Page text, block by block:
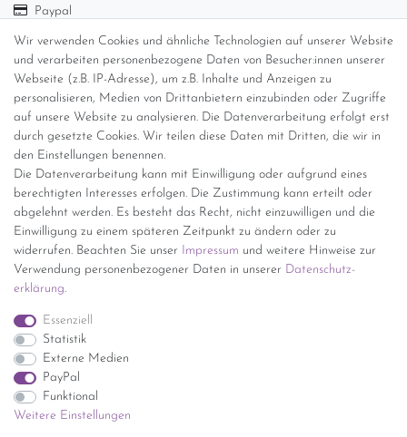
Wir verwenden Cookies und ähnliche Technologien auf unserer Website
und verarbeiten personenbezogene Daten von Besucher:innen unserer
Webseite (z.B. IP-Adresse), um z.B. Inhalte und Anzeigen zu
personalisieren, Medien von Drittanbietern einzubinden oder Zugriffe
auf unsere Website zu analysieren. Die Datenverarbeitung erfolgt erst
durch gesetzte Cookies. Wir teilen diese Daten mit Dritten, die wir in
den Einstellungen benennen.
Die Datenverarbeitung kann mit Einwilligung oder aufgrund eines
berechtigten Interesses erfolgen. Die Zustimmung kann erteilt oder
abgelehnt werden. Es besteht das Recht, nicht einzuwilligen und die
Einwilligung zu einem späteren Zeitpunkt zu ändern oder zu
widerrufen. Beachten Sie unser Impressum und weitere Hinweise zur
Verwendung personenbezogener Daten in unserer Daten­schutz­
erklärung.
Essenziell
Statistik
Externe Medien
PayPal
Funktional
Weitere Einstellungen
Paypal
Versandinformationen
Versand per GLS (6,90 Euro) oder DHL (8,49 Euro ) inkl. MwSt.
(innerhalb Deutschlands)
kostenfreie Lieferung ab 150 Euro Warenwert (innerhalb
Deutschlands)
Übersicht Internationale Versandkosten
Wir kaufen an
Sie haben zuviel Porzellan im Schrank? Gerne kaufen wir dieses an.
Einfach unverbindliches Angebot anfordern.
*Endpreis inkl. MwSt. (Dieser Artikel unterliegt gem. § 25a
UStG der Differenzbesteuerung, ein Ausweis der
Mehrwertsteuer auf der Rechnung erfolgt nicht.)
Impressum Daten­schutz­erklärung